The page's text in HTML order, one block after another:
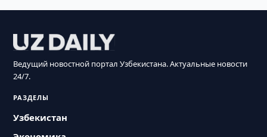
Ведущий новостной портал Узбекистана. Актуальные новости
24/7.
РАЗДЕЛЫ
Узбекистан